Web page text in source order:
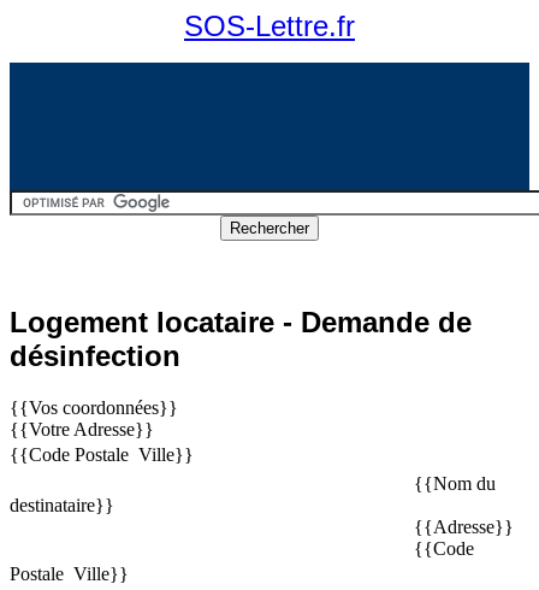
SOS-Lettre.fr
Logement locataire - Demande de
désinfection
{{Vos coordonnées}}
{{Votre Adresse}}
{{Code Postale  Ville}}
{{Nom du
destinataire}}
{{Adresse}}
{{Code
Postale  Ville}}